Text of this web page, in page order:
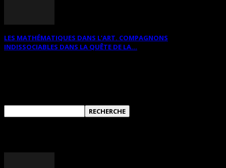
LES MATHÉMATIQUES DANS L’ART. COMPAGNONS
INDISSOCIABLES DANS LA QUÊTE DE LA...